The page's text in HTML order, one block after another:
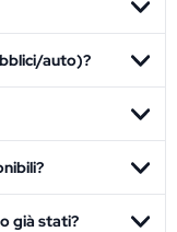
auto)?
già stati?